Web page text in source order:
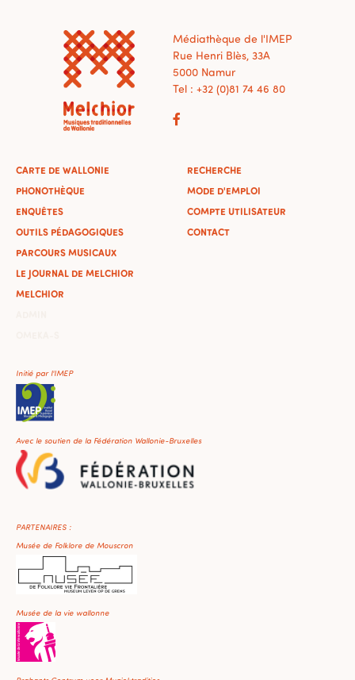
Médiathèque de l'IMEP
Rue Henri Blès, 33A
5000 Namur
Tel : +32 (0)81 74 46 80
CARTE DE WALLONIE
PHONOTHÈQUE
ENQUÊTES
OUTILS PÉDAGOGIQUES
PARCOURS MUSICAUX
LE JOURNAL DE MELCHIOR
MELCHIOR
RECHERCHE
MODE D'EMPLOI
COMPTE UTILISATEUR
CONTACT
Initié par l'IMEP
Avec le soutien de la Fédération Wallonie-Bruxelles
PARTENAIRES :
Musée de Folklore de Mouscron
Musée de la vie wallonne